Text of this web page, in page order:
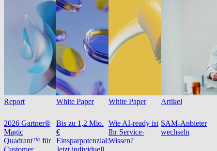
Report
2026 Gartner®
Magic
Quadrant™ für
Customer
White Paper
Bis zu 1,2 Mio.
€
Einsparpotenzial:
Jetzt individuell
White Paper
Wie AI-ready ist
Ihr Service-
Wissen?
Artikel
SAM-Anbieter
wechseln